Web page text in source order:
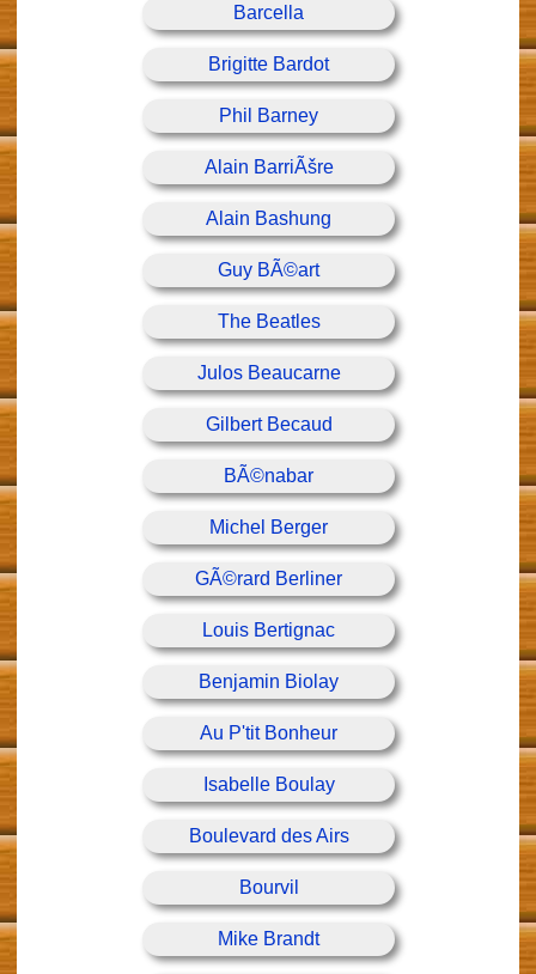
Barcella
Brigitte Bardot
Phil Barney
Alain BarriÃšre
Alain Bashung
Guy BÃ©art
The Beatles
Julos Beaucarne
Gilbert Becaud
BÃ©nabar
Michel Berger
GÃ©rard Berliner
Louis Bertignac
Benjamin Biolay
Au P'tit Bonheur
Isabelle Boulay
Boulevard des Airs
Bourvil
Mike Brandt